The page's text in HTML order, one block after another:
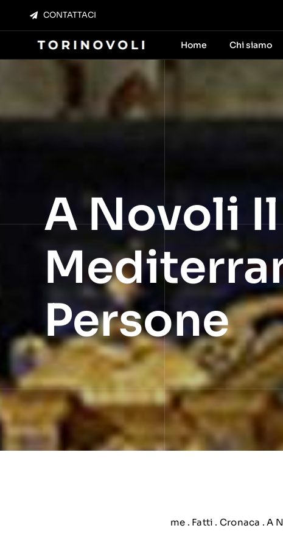
contenuto
CONTATTACI
Home Chi siamo
A Novoli
Persone
me . Fatti . Cronaca . A